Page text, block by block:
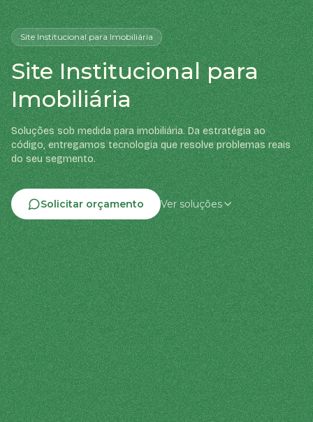
Site Institucionalpara Imobiliária
Site Institucional para
Imobiliária
Soluções sob medida para imobiliária. Da estratégia ao
código, entregamos tecnologia que resolve problemas reais
do seu segmento.
Solicitar orçamento Ver soluções